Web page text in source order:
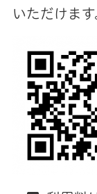
いただけます